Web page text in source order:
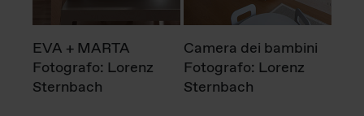
EVA + MARTA
Fotografo: Lorenz
Sternbach
Camera dei bambini
Fotografo: Lorenz
Sternbach